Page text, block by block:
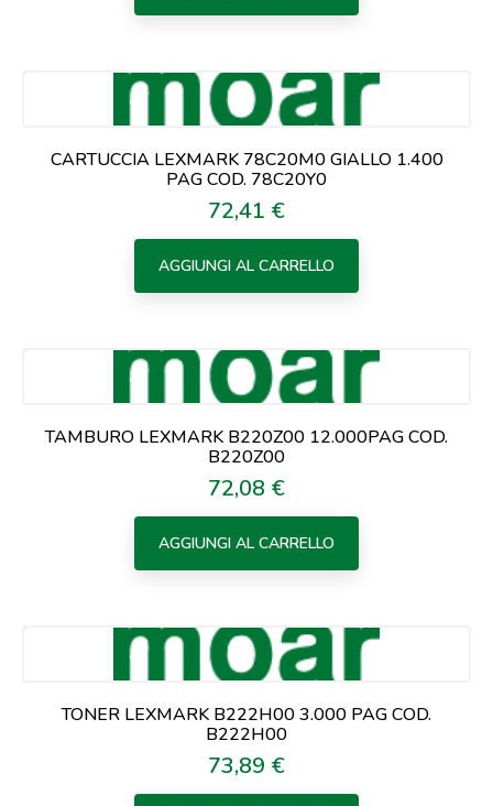
CARTUCCIA LEXMARK 78C20M0 GIALLO 1.400
PAG COD. 78C20Y0
Prezzo
72,41 €
AGGIUNGI AL CARRELLO
TAMBURO LEXMARK B220Z00 12.000PAG COD.
B220Z00
Prezzo
72,08 €
AGGIUNGI AL CARRELLO
TONER LEXMARK B222H00 3.000 PAG COD.
B222H00
Prezzo
73,89 €